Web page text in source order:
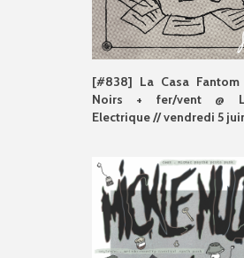
[#838] La Casa Fantom
Noirs + fer/vent @
Electrique // vendredi 5